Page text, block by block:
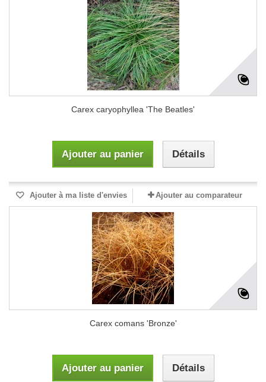
Carex caryophyllea 'The Beatles'
Ajouter au panier Détails
Ajouter à ma liste d'envies Ajouter au comparateur
Carex comans 'Bronze'
Ajouter au panier Détails